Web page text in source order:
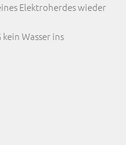
Elektroherdes wieder
kein Wasser ins